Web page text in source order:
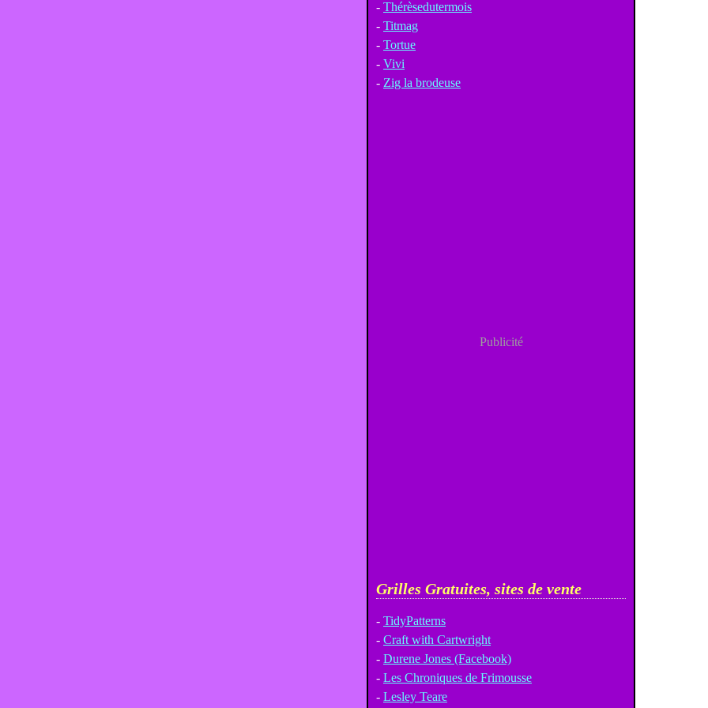
- Thérèsedutermois
- Titmag
- Tortue
- Vivi
- Zig la brodeuse
Publicité
Grilles Gratuites, sites de vente
- TidyPatterns
- Craft with Cartwright
- Durene Jones (Facebook)
- Les Chroniques de Frimousse
- Lesley Teare